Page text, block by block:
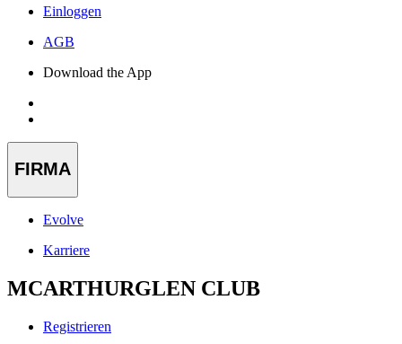
Einloggen
AGB
Download the App
FIRMA
Evolve
Karriere
MCARTHURGLEN CLUB
Registrieren